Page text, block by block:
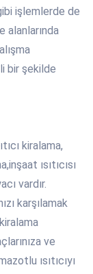
işlemlerde de
alanlarında
bir şekilde
kiralama,
ısıtıcısı
vardır.
karşılamak
ve
ısıtıcıyı